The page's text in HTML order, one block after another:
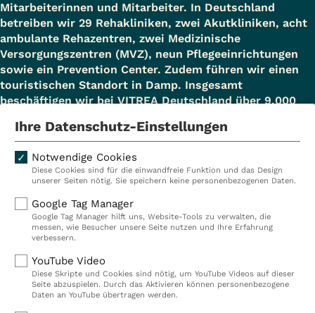
Mitarbeiterinnen und Mitarbeiter. In Deutschland
betreiben wir 29 Rehakliniken, zwei Akutkliniken, acht
ambulante Rehazentren, zwei Medizinische
Versorgungszentren (MVZ), neun Pflegeeinrichtungen
sowie ein Prevention Center. Zudem führen wir einen
touristischen Standort in Damp. Insgesamt
beschäftigen wir bei VITREA Deutschland über 9.000
Kliniken
Ambulant
Reha
Prävention
Karriere
VITREA Deutschland
IMPRESSUM
Ihre Datenschutz-Einstellungen
Notwendige Cookies
Diese Cookies sind für die einwandfreie Funktion und das Design
unserer Seiten nötig. Sie speichern keine personenbezogenen Daten.
Google Tag Manager
Google Tag Manager hilft uns, Website-Tools zu verwalten, die
messen, wie Besucher unsere Seite nutzen und Ihre Erfahrung
verbessern.
YouTube Video
Diese Skripte und Cookies sind nötig, um YouTube Videos auf dieser
Seite abzuspielen. Durch das Aktivieren können personenbezogene
Daten an YouTube übertragen werden.